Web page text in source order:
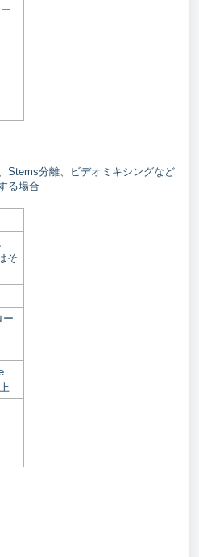
Stems分離、ビデオミキシングなど
る場合
そ
ー